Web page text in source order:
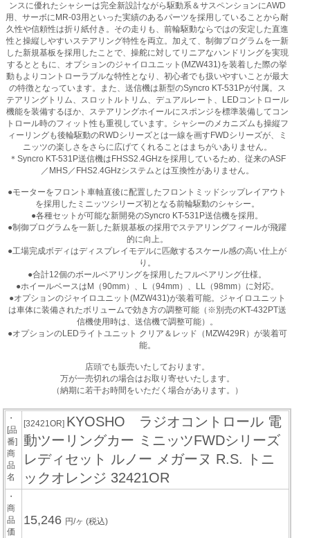
ンスに優れたシャシーは完全新設計ながら駆動系＆サスペンションにAWD
用、サーボにMR-03用といった実績のあるパーツを採用していることから耐
久性や信頼性は折り紙付き。その走りも、前輪駆動ならではの安定した直進
性と操縦しやすいステアリング特性を両立。加えて、制御プログラムを一新
した新規基板を採用したことで、操舵に対してリニアなハンドリングを実現
するとともに、オプションのジャイロユニット(MZW431)を装着した際の挙
動もよりコントローラブルな特性となり、初心者でも扱いやすいことが最大
の特徴となっています。また、送信機は新型のSyncro KT-531Pが付属。ス
テアリングトリム、スロットルトリム、デュアルレート、LEDコントロール
機能を装備するほか、ステアリングホイールにスポンジを標準装備してコン
トロール時のフィット性も重視しています。シャシーのメカニズムも操縦フ
ィーリングも後輪駆動のRWDシリーズとは一線を画すFWDシリーズが、ミ
ニッツの楽しさをさらに広げてくれることはまちがいありません。
＊Syncro KT-531P送信機はFHSS2.4GHzを採用しているため、従来のASF
／MHS／FHS2.4GHzシステムとは互換性がありません。
●モーターをフロント車軸直後に配置したフロントミッドシップレイアウト
を採用したミニッツシリーズ初となる前輪駆動のシャシー。
●各種セットが可能な新開発のSyncro KT-531P送信機を採用。
●制御プログラムを一新した新規基板の採用でステアリングフィールが飛躍
的に向上。
●工場完成ボディはディスプレイモデルに匹敵するスケール感の高い仕上が
り。
●合計12個のボールベアリングを採用したフルベアリング仕様。
●ホイールベースはM（90mm）、L（94mm）、LL（98mm）に対応。
●オプションのジャイロユニット(MZW431)が装着可能。ジャイロユニット
は車体に装備されたボリュームで効き方の調整可能（※別売のKT-432PT送
信機使用時は、送信機で調整可能）。
●オプションのLEDライトユニット クリア＆レッド（MZW429R）が装着可
能。
店頭でも販売いたしております。
万が一売切れの場合はお取り寄せいたします。
（納期に若干お時間をいただく場合があります。）
・
[品
番]
商
品
名
[32421OR] KYOSHO ラジオコントロール 電
動ツーリングカー ミニッツFWDシリーズ
レディセット ルノー メガーヌ R.S. トニ
ックオレンジ 32421OR
・
商
品
価
15,246 円/ヶ(税込)